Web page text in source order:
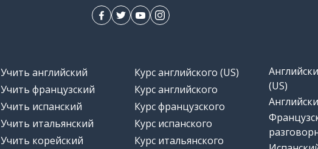
Учить английский
Учить французский
Учить испанский
Учить итальянский
Учить корейский
Курс английского (US)
Курс английского
Курс французского
Курс испанского
Курс итальянского
(US)